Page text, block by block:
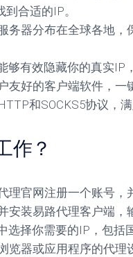
合适的IP。
务器分布在全球各地，
够有效隐藏你的真实IP
友好的客户端软件，一
和SOCKS5协议，
作？
理官网注册一个账号，
安装易路代理客户端，
选择你需要的IP，包括
览器或应用程序的代理